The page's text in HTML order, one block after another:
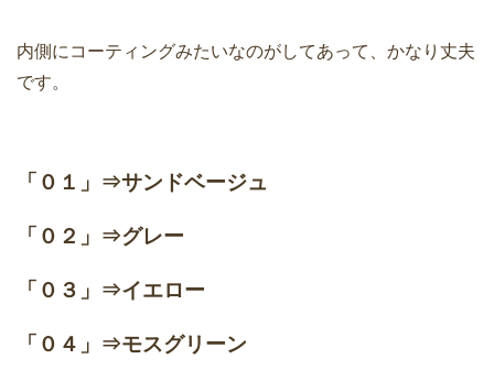
内側にコーティングみたいなのがしてあって、かなり丈夫
です。
「０１」⇒サンドベージュ
「０２」⇒グレー
「０３」⇒イエロー
「０４」⇒モスグリーン